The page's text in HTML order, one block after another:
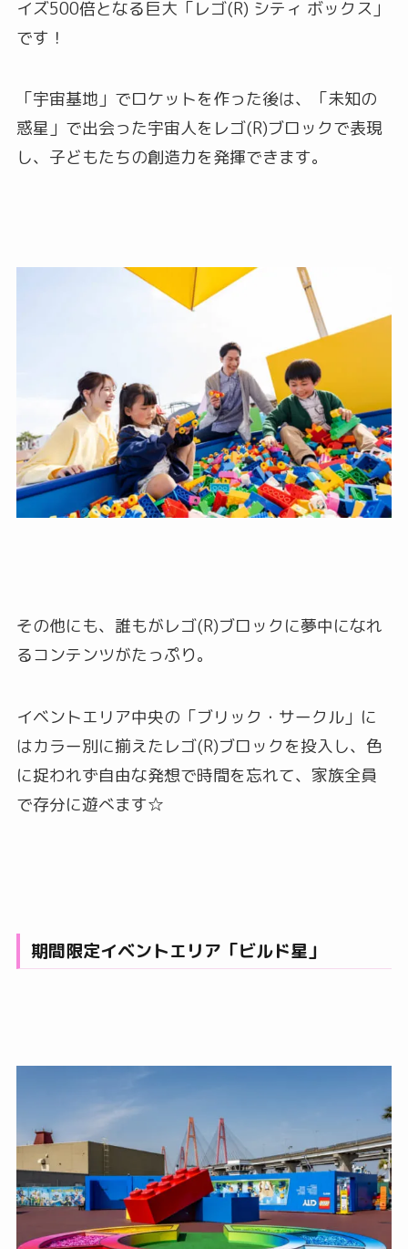
イズ500倍となる巨大「レゴ(R) シティ ボックス」
です！
「宇宙基地」でロケットを作った後は、「未知の
惑星」で出会った宇宙人をレゴ(R)ブロックで表現
し、子どもたちの創造力を発揮できます。
その他にも、誰もがレゴ(R)ブロックに夢中になれ
るコンテンツがたっぷり。
イベントエリア中央の「ブリック・サークル」に
はカラー別に揃えたレゴ(R)ブロックを投入し、色
に捉われず自由な発想で時間を忘れて、家族全員
で存分に遊べます☆
期間限定イベントエリア「ビルド星」